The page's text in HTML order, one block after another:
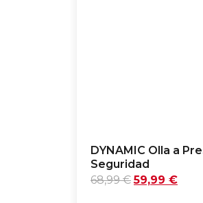
DYNAMIC Olla a
Seguridad
68,99€ 59,99 €